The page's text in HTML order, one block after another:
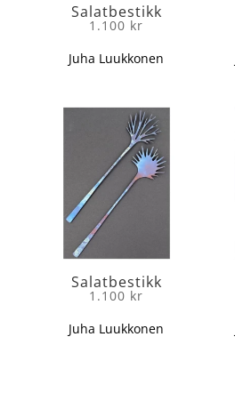
Salatbestikk
1.100 kr
Juha Luukkonen
Salatbestikk
1.100 kr
Juha Luukkonen